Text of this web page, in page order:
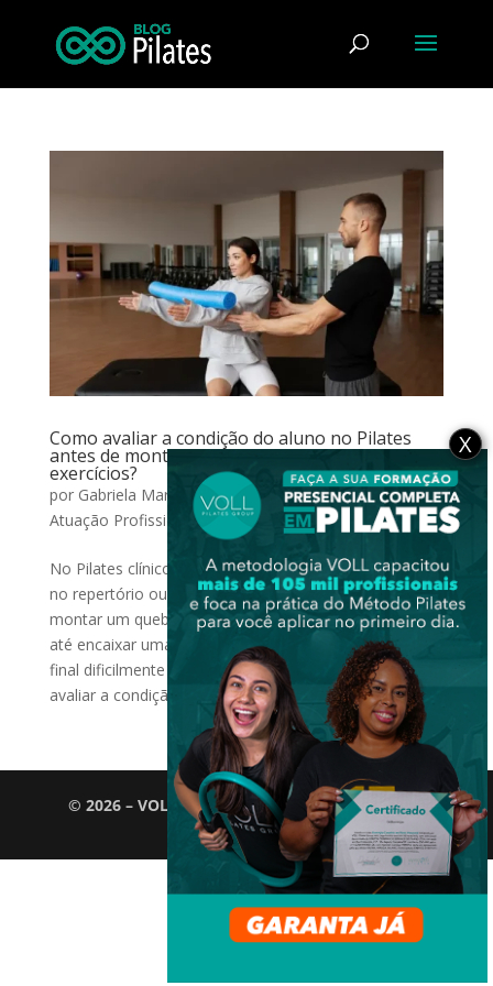
Como avaliar a condição do aluno no Pilates
antes de montar uma sequência nova de
exercícios?
por Gabriela Maria Brandi Passaro|out 23, 2025|
Atuação Profissional,Carreira
No Pilates clínico, montar uma aula baseada apenas
no repertório ou na queixa do aluno é como tentar
montar um quebra-cabeça de olhos vendados. Pode
até encaixar uma ou outra peça… mas o resultado
final dificilmente vai fazer sentido. É por isso que
avaliar a condição...
© 2026 – VOLL Pilates Group. Todos os direitos
reservados.
X